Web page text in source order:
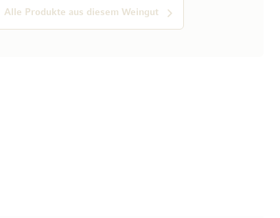
Alle Produkte aus diesem Weingut